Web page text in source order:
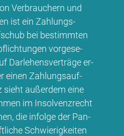
Ver­brau­chern und
ist ein Zah­lungs-
bei be­stimm­ten
vor­ge­se­
Dar­le­hens­ver­trä­ge er­
ei­nen Zah­lungs­auf­
sieht au­ßer­dem ei­ne
im In­sol­venz­recht
die in­fol­ge der Pan­
Schwie­rig­kei­ten